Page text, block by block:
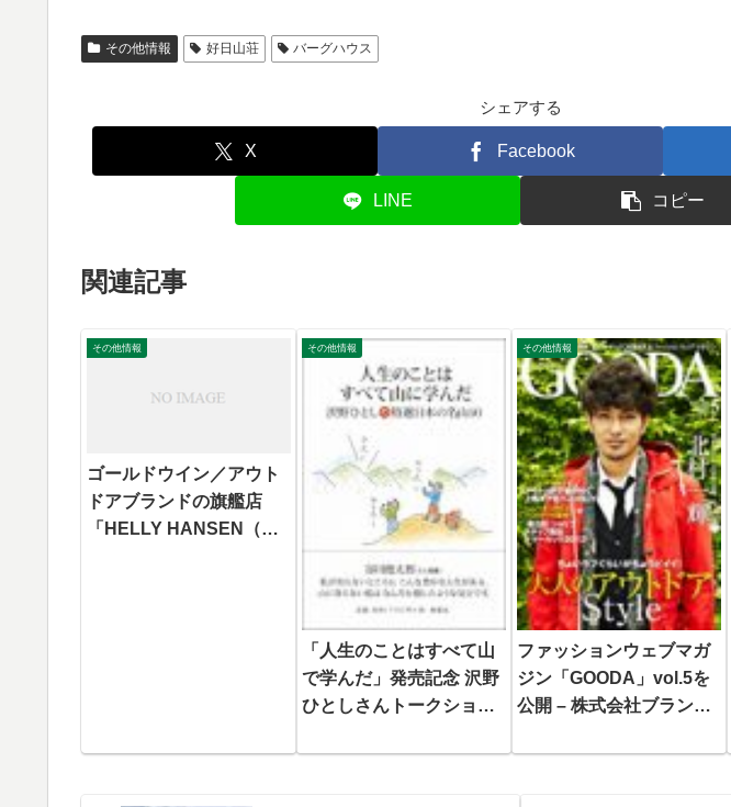
その他情報 好日山荘 バーグハウス
シェアする
X Facebook
LINE コピー
関連記事
その他情報
ゴールドウイン／アウト
ドアブランドの旗艦店
「HELLY HANSEN（ヘ
その他情報
「人生のことはすべて山
で学んだ」発売記念 沢野
ひとしさんトークショー
その他情報
ファッションウェブマガ
ジン「GOODA」vol.5を
公開 – 株式会社ブランジ